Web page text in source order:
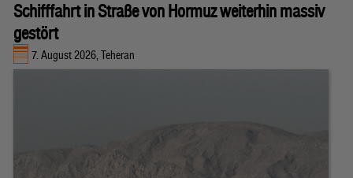
Schifffahrt in Straße von Hormuz weiterhin massiv
gestört
7. August 2026, Teheran